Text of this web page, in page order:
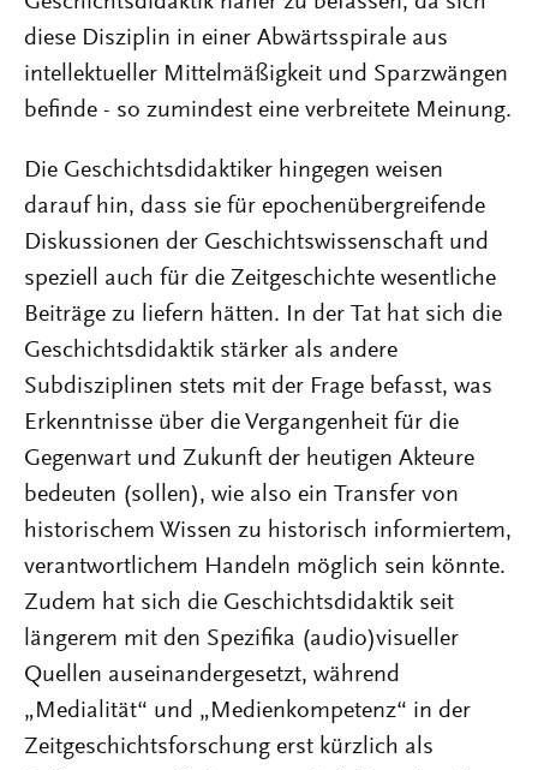
diese Disziplin in einer Abwärtsspirale aus
intellektueller Mittelmäßigkeit und Sparzwängen
befinde - so zumindest eine verbreitete Meinung.
Die Geschichtsdidaktiker hingegen weisen
darauf hin, dass sie für epochenübergreifende
Diskussionen der Geschichtswissenschaft und
speziell auch für die Zeitgeschichte wesentliche
Beiträge zu liefern hätten. In der Tat hat sich die
Geschichtsdidaktik stärker als andere
Subdisziplinen stets mit der Frage befasst, was
Erkenntnisse über die Vergangenheit für die
Gegenwart und Zukunft der heutigen Akteure
bedeuten (sollen), wie also ein Transfer von
historischem Wissen zu historisch informiertem,
verantwortlichem Handeln möglich sein könnte.
Zudem hat sich die Geschichtsdidaktik seit
längerem mit den Spezifika (audio)visueller
Quellen auseinandergesetzt, während
„Medialität“ und „Medienkompetenz“ in der
Zeitgeschichtsforschung erst kürzlich als